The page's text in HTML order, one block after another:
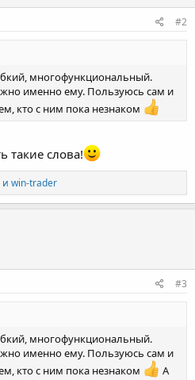
#2
многофункциональный.
именно ему. Пользуюсь сам и
кто с ним пока незнаком
такие слова!
и win-trader
#3
многофункциональный.
именно ему. Пользуюсь сам и
кто с ним пока незнаком
А